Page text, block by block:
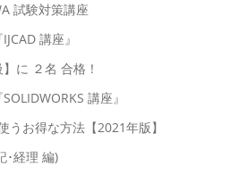
試験対策講座
講座』
に ２名 合格！
講座』
うお得な方法【2021年版】
･経理 編)